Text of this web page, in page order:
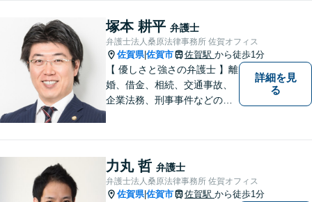
塚本 耕平 弁護士
弁護士法人桑原法律事務所 佐賀オフィス
佐賀県|佐賀市 佐賀駅 から徒歩1分
【 優しさと強さの弁護士 】離
婚、借金、相続、交通事故、
企業法務、刑事事件などのご
なリーガルサービスを提供い
たします。
詳細を見
る
力丸 哲 弁護士
弁護士法人桑原法律事務所 佐賀オフィス
佐賀県|佐賀市 佐賀駅 から徒歩1分